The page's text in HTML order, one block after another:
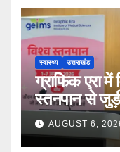
स्वास्थ्य उत्तराखंड
ग्राफिक एरा में
स्तनपान से
AUGUST 6,